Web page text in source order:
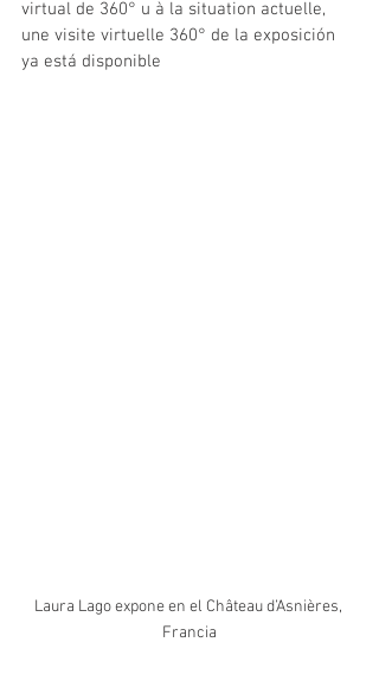
virtual de 360° u à la situation actuelle,
une visite virtuelle 360° de la exposición
ya está disponible
Laura Lago expone en el Château d’Asnières,
Francia